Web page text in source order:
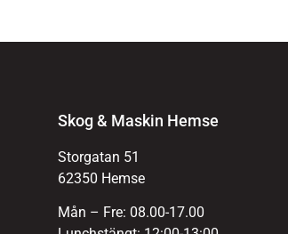
Skog & Maskin Hemse
Storgatan 51
62350 Hemse
Mån – Fre: 08.00-17.00